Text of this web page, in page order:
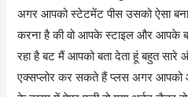
अगर आपको स्टेटमेंट पीस उसको ऐसा
करना है की वो आपके स्टाइल और आपके
रहा है बट मैं आपको बता देता हूं बहुत
एक्सप्लोर कर सकते हैं प्लस अगर